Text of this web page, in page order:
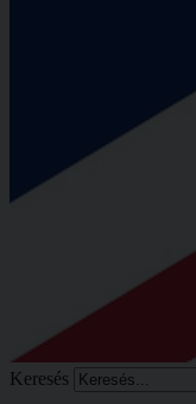
Keresés